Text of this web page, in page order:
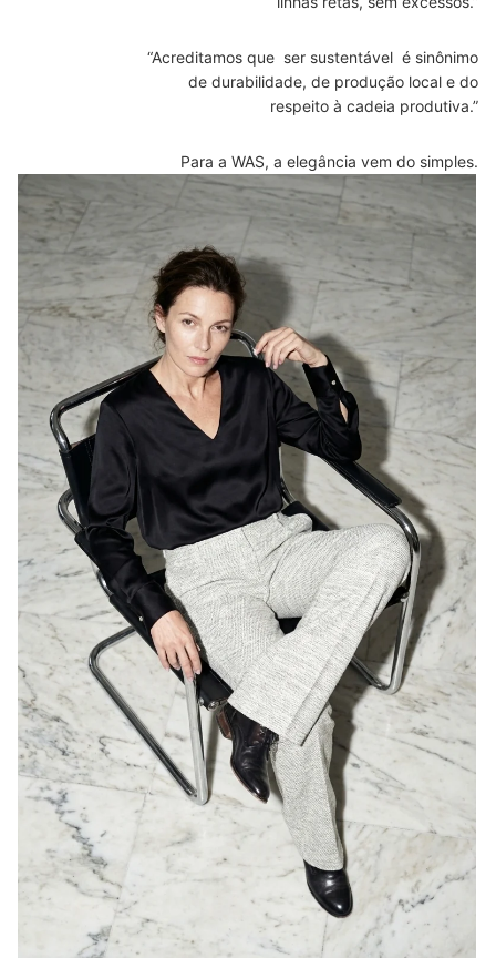
“Acreditamos que ser sustentável é sinônimo
de durabilidade, de produção local e do
respeito à cadeia produtiva.”
Para a WAS, a elegância vem do simples.